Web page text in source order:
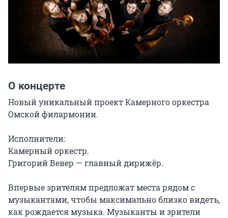
О концерте
Новый уникальный проект Камерного оркестра
Омской филармонии.
Исполнители:
Камерный оркестр.
Григорий Вевер — главный дирижёр.
Впервые зрителям предложат места рядом с
музыкантами, чтобы максимально близко видеть,
как рождается музыка. Музыканты и зрители